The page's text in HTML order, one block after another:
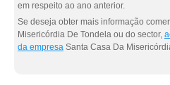
em respeito ao ano anterior.
Se deseja obter mais informação
Misericórdia De Tondela ou do sector,
da empresa Santa Casa Da